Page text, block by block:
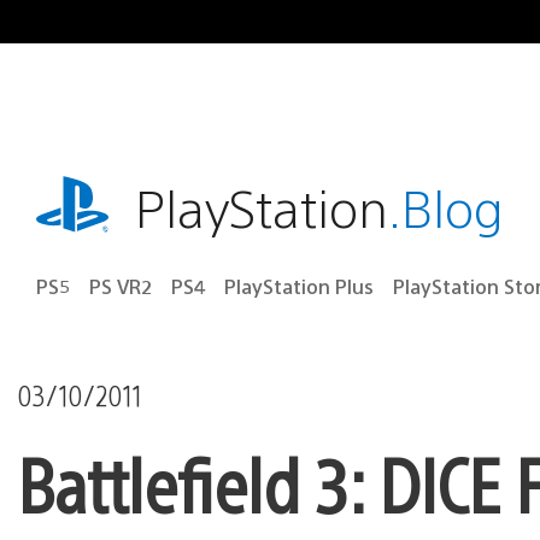
para
playstation.comPlayStation.Blog
PS5 PS VR2 PS4 PlayStation Plus PlayStation
03/10/2011
Battlefield 3: DICE